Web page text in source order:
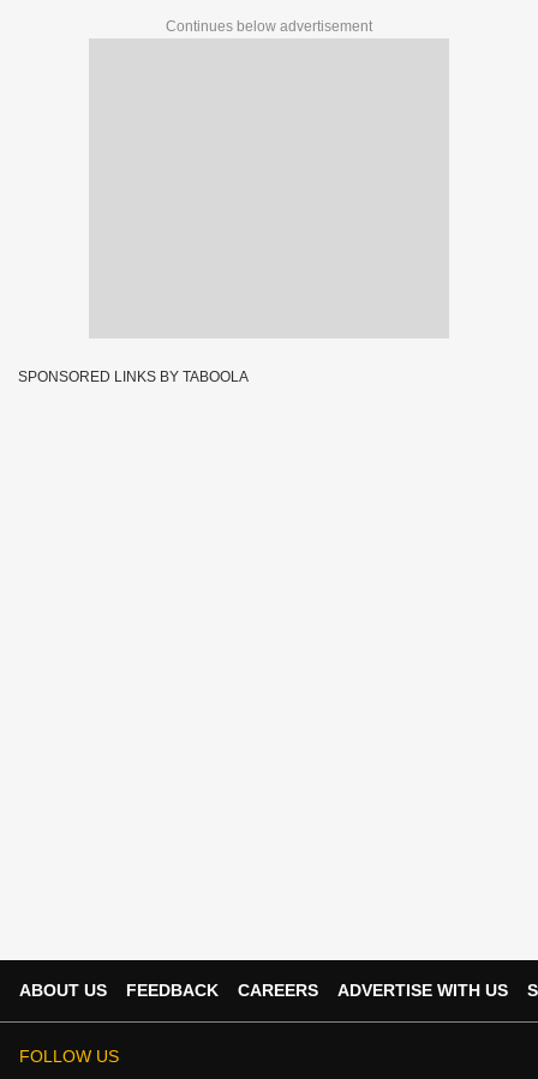
Continues below advertisement
SPONSORED LINKS BY TABOOLA
ABOUT US FEEDBACK CAREERS ADVERTISE WITH US
FOLLOW US